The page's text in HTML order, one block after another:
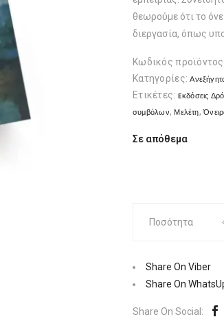
θεωρούμε ότι το
διεργασία, όπως
Κωδικός
Κατηγορίες:
Ετικέτες: Eκδόσεις
συμβόλων, Μελέτη,
Σε απόθεμα
|
Δρόμων
Ποσότητα
Ποσότητα
Share On Viber
Share On
Share On Social: